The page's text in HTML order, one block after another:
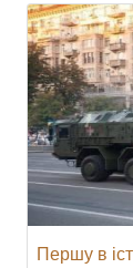
Першу в